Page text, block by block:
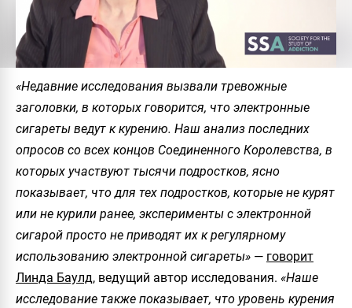
«Недавние исследования вызвали тревожные
заголовки, в которых говорится, что электронные
сигареты ведут к курению. Наш анализ последних
опросов со всех концов Соединенного Королевства, в
которых участвуют тысячи подростков, ясно
показывает, что для тех подростков, которые не курят
или не курили ранее, эксперименты с электронной
сигарой просто не приводят их к регулярному
использованию электронной сигареты» — говорит
Линда Баулд, ведущий автор исследования. «Наше
исследование также показывает, что уровень курения